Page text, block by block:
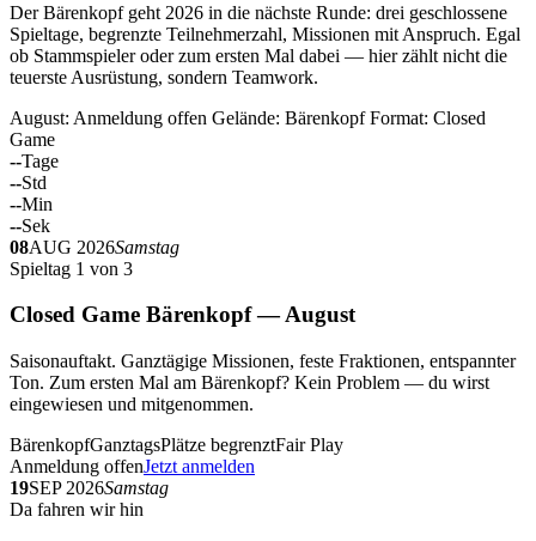
Der Bärenkopf geht 2026 in die nächste Runde: drei geschlossene
Spieltage, begrenzte Teilnehmerzahl, Missionen mit Anspruch. Egal
ob Stammspieler oder zum ersten Mal dabei — hier zählt nicht die
teuerste Ausrüstung, sondern Teamwork.
August: Anmeldung offen Gelände: Bärenkopf Format: Closed
Game
--Tage
--Std
--Min
--Sek
08AUG 2026Samstag
Spieltag 1 von 3
Closed Game Bärenkopf — August
Saisonauftakt. Ganztägige Missionen, feste Fraktionen, entspannter
Ton. Zum ersten Mal am Bärenkopf? Kein Problem — du wirst
eingewiesen und mitgenommen.
BärenkopfGanztagsPlätze begrenztFair Play
Anmeldung offenJetzt anmelden
19SEP 2026Samstag
Da fahren wir hin